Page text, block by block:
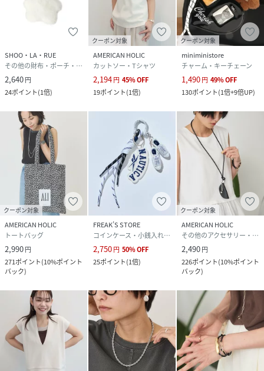
SHOO・LA・RUE
その他の財布・ポーチ・ケース
2,640円
24ポイント(1倍)
クーポン対象
AMERICAN HOLIC
カットソー・Tシャツ
2,194円 45%OFF
19ポイント(1倍)
クーポン対象
miniministore
チャーム・キーチェーン
1,490円 49%OFF
130ポイント(1倍+9倍UP)
クーポン対象
AMERICAN HOLIC
トートバッグ
2,990円
271ポイント(10%ポイント
バック)
FREAK’S STORE
コインケース・小銭入れ・札入れ
2,750円 50%OFF
25ポイント(1倍)
クーポン対象
AMERICAN HOLIC
その他のアクセサリー・腕時計
2,490円
226ポイント(10%ポイント
バック)